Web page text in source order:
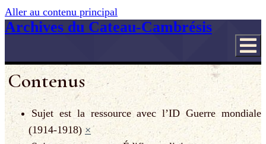
Aller au contenu principal
Archives du Cateau-Cambrésis
Contenus
Sujet est la ressource avec l’ID Guerre mondiale
(1914-1918) ×